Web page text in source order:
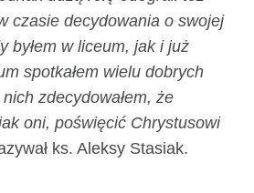
czasie decydowania o swojej
byłem w liceum, jak i już
spotkałem wielu dobrych
zdecydowałem, że
oni, poświęcić Chrystusowi
ks. Aleksy Stasiak.